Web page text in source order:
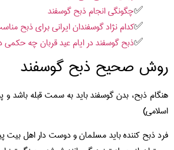
چگونگی انجام ذبح گوسفند
کدام نژاد گوسفندان ایرانی برای ذبح
ذبح گوسفند در ایام عید قربان چه حکمی
روش صحیح ذبح گوسفند
هنگام ذبح، بدن گوسفند باید به سمت قبله باشد
اسلامی)
فرد ذبح کننده باید مسلمان و دوست دار اهل